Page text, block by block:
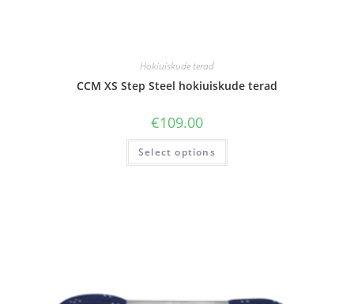
Hokiuiskude terad
CCM XS Step Steel hokiuiskude terad
€109.00
Select options